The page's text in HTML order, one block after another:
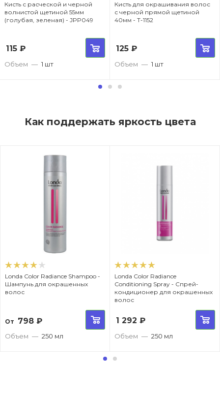
Кисть с расческой и черной
волнистой щетиной 55мм
(голубая, зеленая) - JPP049
115 ₽
Объем — 1 шт
Кисть для окрашивания волос
с черной прямой щетиной
40мм - T-1152
125₽
Объем — 1 шт
Как поддержать яркость цвета
Londa Color Radiance Shampoo -
Шампунь для окрашенных
волос
От 798 ₽
Объем — 250 мл
Londa Color Radiance
Conditioning Spray - Спрей-
кондиционер для окрашенных
волос
1 292 ₽
Объем — 250 мл